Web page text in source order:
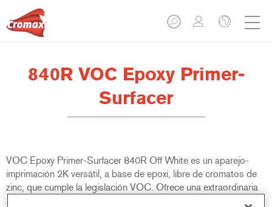
840R VOC Epoxy Primer-
Surfacer
VOC Epoxy Primer-Surfacer 840R Off White es un aparejo-
imprimación 2K versátil, a base de epoxi, libre de cromatos de
zinc, que cumple la legislación VOC. Ofrece una extraordinaria
adherencia y resistencia a la corrosión, y cumple los requisitos